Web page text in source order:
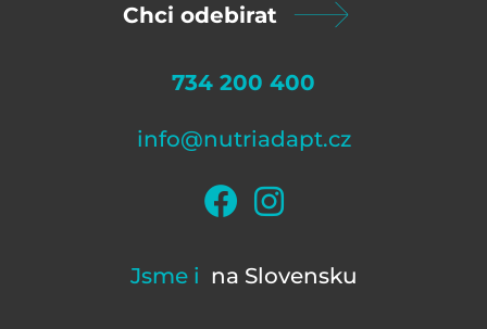
Chci odebirat
734 200 400
info@nutriadapt.cz
Jsme i na Slovensku